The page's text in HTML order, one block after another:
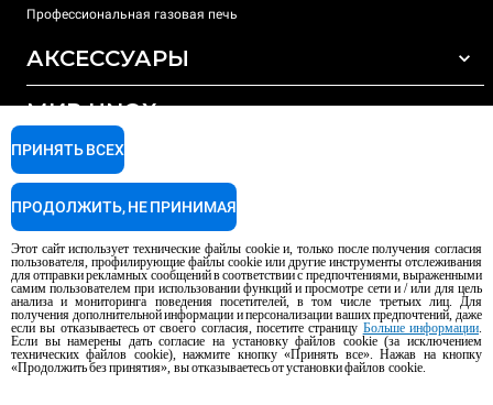
Профессиональная газовая печь
АКСЕССУАРЫ
Моющие средства для автоматической мойки
Моющие средства для мойки вручную
Ионообменный фильтр
Система обратного осмоса
МИР UNOX
Наши офисы по всему миру
ПОДДЕРЖКА
Гарантия Unox
Найти дилеров
Найти сервисные центры
Авторское право 2026 UNOX S.p.A. Все права защищены. Рег. Imp.
Падуя, № 04230750285 - REA Padova 372835 - Капитал. Soc. 5.000.000 €
iv - P.IVA / CF 04230750285 - IT WEEE Reg. No. IT08020000000377
AI Content Disclaimer Privacy policy Cookie policy
Этот сайт использует технические файлы cookie и, только после получения согласия
пользователя, профилирующие файлы cookie или другие инструменты отслеживания
для отправки рекламных сообщений в соответствии с предпочтениями, выраженными
самим пользователем при использовании функций и просмотре сети и / или для цель
анализа и мониторинга поведения посетителей, в том числе третьих лиц. Для
получения дополнительной информации и персонализации ваших предпочтений, даже
если вы отказываетесь от своего согласия, посетите страницу Больше информации.
Если вы намерены дать согласие на установку файлов cookie (за исключением
технических файлов cookie), нажмите кнопку «Принять все». Нажав на кнопку
«Продолжить без принятия», вы отказываетесь от установки файлов cookie.
ПРИНЯТЬ ВСЕХ
ПРОДОЛЖИТЬ, НЕ ПРИНИМАЯ